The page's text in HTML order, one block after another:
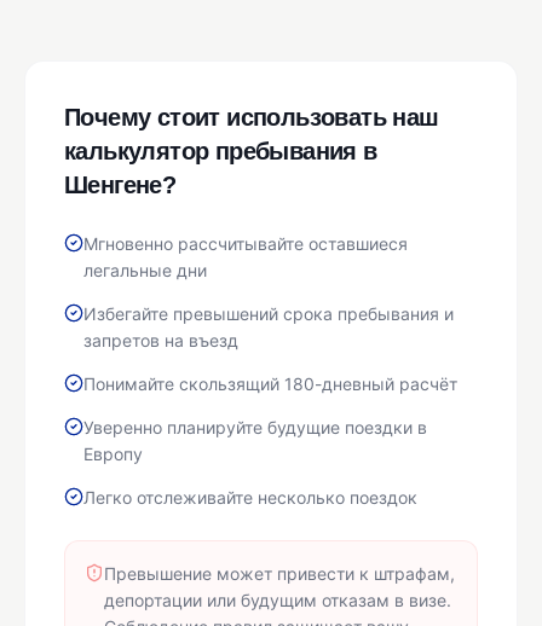
Почему стоит использовать наш
калькулятор пребывания в
Шенгене?
Мгновенно рассчитывайте оставшиеся
легальные дни
Избегайте превышений срока пребывания и
запретов на въезд
Понимайте скользящий 180-дневный расчёт
Уверенно планируйте будущие поездки в
Европу
Легко отслеживайте несколько поездок
Превышение может привести к штрафам,
депортации или будущим отказам в визе.